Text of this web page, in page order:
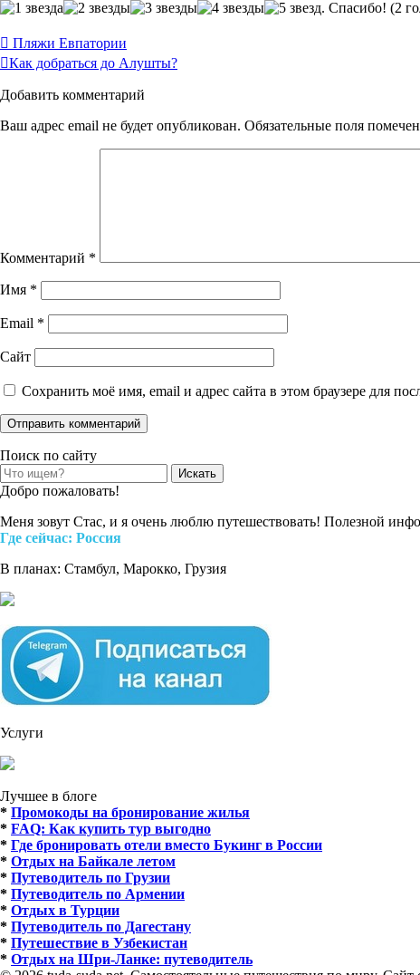
(2
Post
navigation
Пляжи Евпатории
Как добраться до Алушты?
Добавить комментарий
Ваш адрес email не будет опубликован. Обязательные поля
Комментарий *
Имя *
Email *
Сайт
Сохранить моё имя, email и адрес сайта в этом браузере для
Поиск по сайту
Search
for:
Добро пожаловать!
Меня зовут Стас, и я очень люблю путешествовать! Полезной
Где cейчас: Россия
В планах: Стамбул, Марокко, Грузия
Услуги
Лучшее в блоге
* Промокоды на бронирование жилья
* FAQ: Как купить тур выгодно
* Где бронировать отели вместо Букинг в России
* Отдых на Байкале летом
* Путеводитель по Грузии
* Путеводитель по Армении
* Отдых в Турции
* Путеводитель по Дагестану
* Путешествие в Узбекистан
* Отдых на Шри-Ланке: путеводитель